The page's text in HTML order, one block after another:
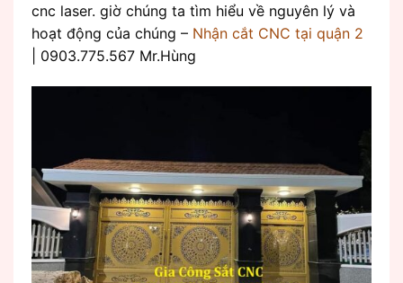
cnc laser. giờ chúng ta tìm hiểu về nguyên lý và
hoạt động của chúng – Nhận cắt CNC tại quận 2
| 0903.775.567 Mr.Hùng